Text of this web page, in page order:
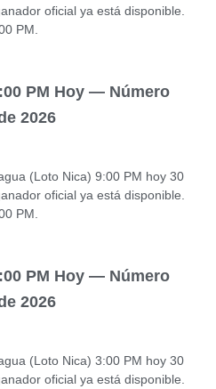
oficial ya está disponible.
PM.
PM Hoy — Número
2026
(Loto Nica) 9:00 PM hoy 30
oficial ya está disponible.
PM.
PM Hoy — Número
2026
(Loto Nica) 3:00 PM hoy 30
oficial ya está disponible.